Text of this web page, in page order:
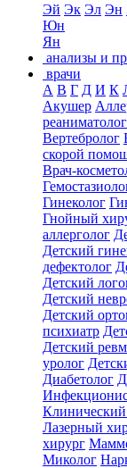
Эй Эк Эл Эн
Юн
Ян
анализы и
врачи
А В Г Д И К
Акушер
реаниматолог
Вертебролог
скорой
Врач-
Гинеколог
Гнойный
аллерголог
Детский
дефектолог
Детский
Детский
Детский
психиатр
Детский
уролог
Диабетолог
Лазерный
хирург
Миколог